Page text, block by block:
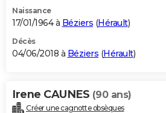
Naissance
17/01/1964 à Béziers (Hérault)
Décès
04/06/2018 à Béziers (Hérault)
Irene CAUNES (90 ans)
Créer une cagnotte obsèques